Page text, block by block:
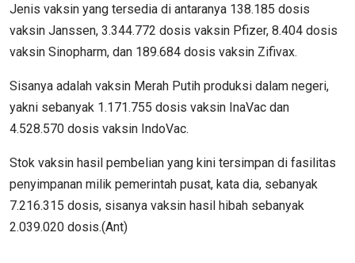
Jenis vaksin yang tersedia di antaranya 138.185 dosis
vaksin Janssen, 3.344.772 dosis vaksin Pfizer, 8.404 dosis
vaksin Sinopharm, dan 189.684 dosis vaksin Zifivax.
Sisanya adalah vaksin Merah Putih produksi dalam negeri,
yakni sebanyak 1.171.755 dosis vaksin InaVac dan
4.528.570 dosis vaksin IndoVac.
Stok vaksin hasil pembelian yang kini tersimpan di fasilitas
penyimpanan milik pemerintah pusat, kata dia, sebanyak
7.216.315 dosis, sisanya vaksin hasil hibah sebanyak
2.039.020 dosis.(Ant)